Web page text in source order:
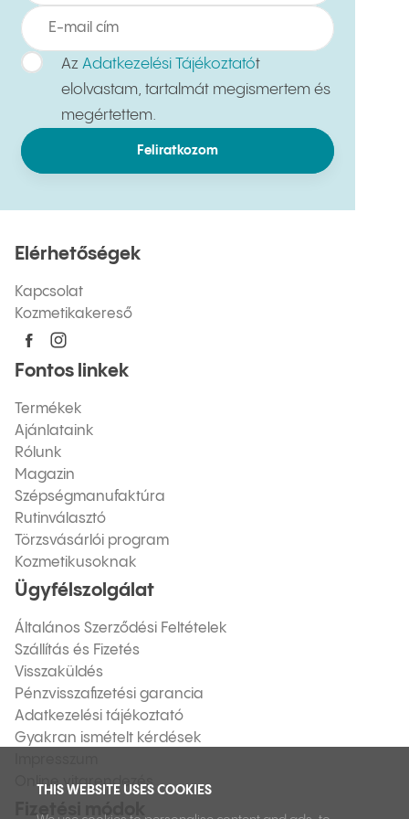
THIS WEBSITE USES COOKIES
Az Adatkezelési Tájékoztatót
elolvastam, tartalmát megismertem és
megértettem.
Feliratkozom
Elérhetőségek
Kapcsolat
Kozmetikakereső
Fontos linkek
Termékek
Ajánlataink
Rólunk
Magazin
Szépségmanufaktúra
Rutinválasztó
Törzsvásárlói program
Kozmetikusoknak
Ügyfélszolgálat
Általános Szerződési Feltételek
Szállítás és Fizetés
Visszaküldés
Pénzvisszafizetési garancia
Adatkezelési tájékoztató
Gyakran ismételt kérdések
Online vitarendezés
Fizetési módok